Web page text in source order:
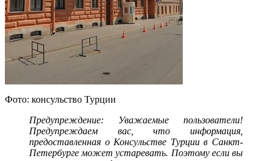
Фото: консульство Турции
Предупреждение: Уважаемые пользователи!
Предупреждаем вас, что информация,
предоставленная о Консульстве Турции в Санкт-
Петербурге может устаревать. Поэтому если вы